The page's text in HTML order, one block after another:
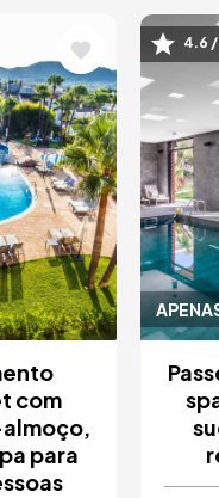
com
para
4.6 /